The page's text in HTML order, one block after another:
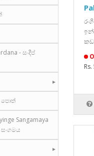
- සංදීප්
පොත්
Sangamaya